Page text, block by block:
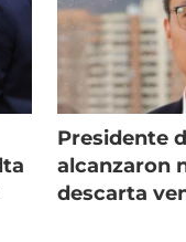
Presidente
alcanzaron
descarta